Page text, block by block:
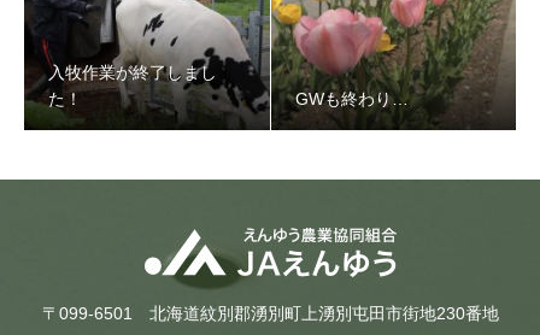
入牧作業が終了しまし
た！
GWも終わり…
〒099-6501 北海道紋別郡湧別町上湧別屯田市街地230番地